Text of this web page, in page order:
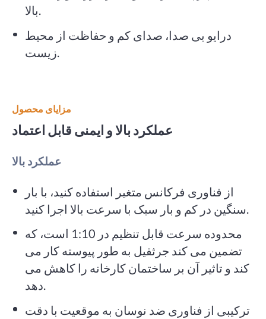
بالا.
درایو بی صدا، صدای کم و حفاظت از محیط
زیست.
مزایای محصول
عملکرد بالا و ایمنی قابل اعتماد
عملکرد بالا
از فناوری فرکانس متغیر استفاده کنید، با بار
سنگین در کم و بار سبک با سرعت بالا اجرا کنید.
محدوده سرعت قابل تنظیم در 1:10 است، که
تضمین می کند جرثقیل به طور پیوسته کار می
کند و تاثیر آن بر ساختمان کارخانه را کاهش می
دهد.
ترکیبی از فناوری ضد نوسان به موقعیت با دقت